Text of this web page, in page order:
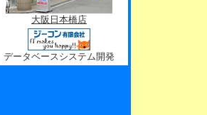
大阪日本橋店
データベースシステム開発